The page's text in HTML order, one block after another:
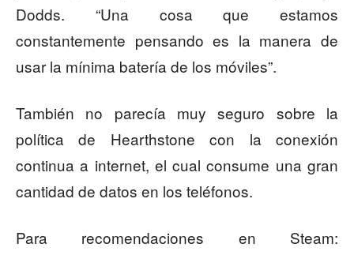
Dodds. “Una cosa que estamos
constantemente pensando es la manera de
usar la mínima batería de los móviles”.
También no parecía muy seguro sobre la
política de Hearthstone con la conexión
continua a internet, el cual consume una gran
cantidad de datos en los teléfonos.
Para recomendaciones en Steam: